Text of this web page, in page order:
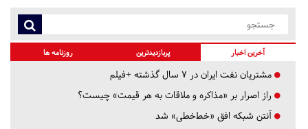
آخرین اخبار پربازدیدترین روزنامه ها
مشتریان نفت ایران در ۷ سال گذشته +فیلم
راز اصرار بر «مذاکره و ملاقات به هر قیمت» چیست؟
آنتن شبکه افق «خط‌خطی» شد